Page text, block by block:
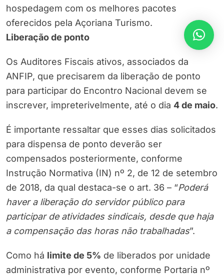
hospedagem com os melhores pacotes
oferecidos pela Açoriana Turismo.
Liberação de ponto
Os Auditores Fiscais ativos, associados da
ANFIP, que precisarem da liberação de ponto
para participar do Encontro Nacional devem se
inscrever, impreterivelmente, até o dia 4 de maio.
É importante ressaltar que esses dias solicitados
para dispensa de ponto deverão ser
compensados posteriormente, conforme
Instrução Normativa (IN) nº 2, de 12 de setembro
de 2018, da qual destaca-se o art. 36 – “Poderá
haver a liberação do servidor público para
participar de atividades sindicais, desde que haja
a compensação das horas não trabalhadas”.
Como há limite de 5% de liberados por unidade
administrativa por evento, conforme Portaria nº